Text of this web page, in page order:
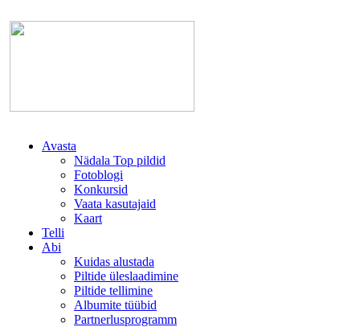
Avasta
Nädala Top pildid
Fotoblogi
Konkursid
Vaata kasutajaid
Kaart
Telli
Abi
Kuidas alustada
Piltide üleslaadimine
Piltide tellimine
Albumite tüübid
Partnerlusprogramm